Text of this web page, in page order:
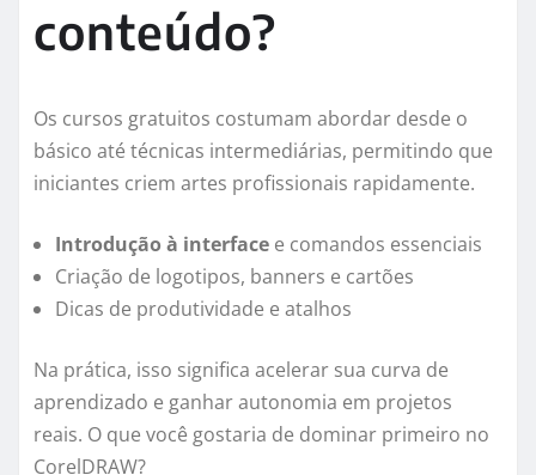
conteúdo?
Os cursos gratuitos costumam abordar desde o
básico até técnicas intermediárias, permitindo que
iniciantes criem artes profissionais rapidamente.
Introdução à interface e comandos essenciais
Criação de logotipos, banners e cartões
Dicas de produtividade e atalhos
Na prática, isso significa acelerar sua curva de
aprendizado e ganhar autonomia em projetos
reais. O que você gostaria de dominar primeiro no
CorelDRAW?